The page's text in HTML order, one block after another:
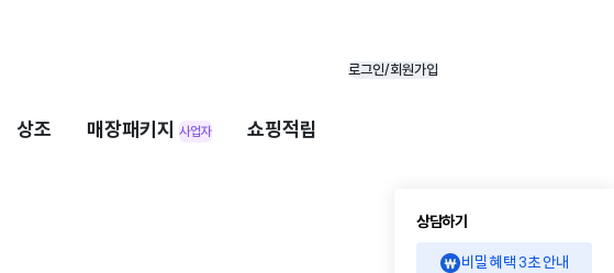
로그인/회원가입
상조 매장패키지 사업자 쇼핑적립
상담하기
비밀 혜택 3초 안내